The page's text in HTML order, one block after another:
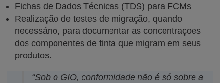
Fichas de Dados Técnicas (TDS) para FCMs
Realização de testes de migração, quando
necessário, para documentar as concentrações
dos componentes de tinta que migram em seus
produtos.
“Sob o GIO, conformidade não é só sobre a